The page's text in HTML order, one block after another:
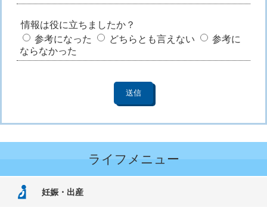
情報は役に立ちましたか？
参考になった
どちらとも言えない
参考に
ならなかった
ライフメニュー
妊娠・出産